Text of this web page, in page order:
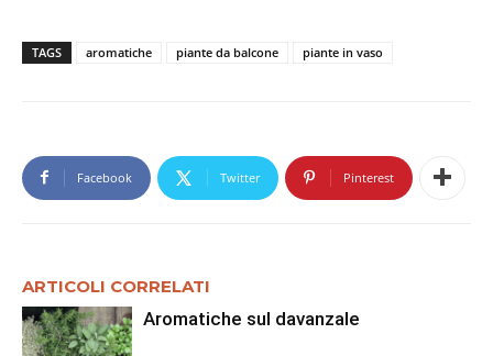
TAGS aromatiche piante da balcone piante in vaso
Facebook Twitter Pinterest
ARTICOLI CORRELATI
Aromatiche sul davanzale